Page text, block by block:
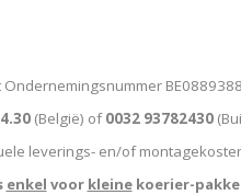
Ondernemingsnummer
(België) of0032 93782430
leverings- en/of
enkel voor kleinekoerier-